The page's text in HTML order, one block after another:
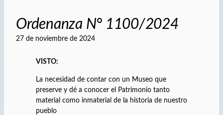
Ordenanza N° 1100/2024
27 de noviembre de 2024
VISTO:
La necesidad de contar con un Museo que
preserve y dé a conocer el Patrimonio tanto
material como inmaterial de la historia de nuestro
pueblo